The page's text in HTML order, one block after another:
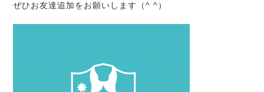
ぜひお友達追加をお願いします（^ ^）